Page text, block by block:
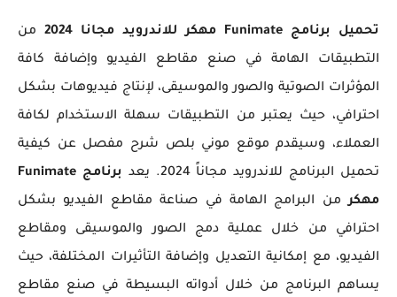
تحميل برنامج Funimate مهكر للاندرويد مجانا 2024
من
التطبيقات الهامة في صنع مقاطع الفيديو وإضافة كافة
المؤثرات الصوتية والصور والموسيقى، لإنتاج فيديوهات بشكل
احترافي، حيث يعتبر من التطبيقات سهلة الاستخدام لكافة
العملاء، وسيقدم موقع موني بلص شرح مفصل عن كيفية
تحميل البرنامج للاندرويد مجاناً 2024. يعد
برنامج Funimate
مهكر من البرامج الهامة في صناعة مقاطع الفيديو بشكل
احترافي من خلال عملية دمج الصور والموسيقى ومقاطع
الفيديو، مع إمكانية التعديل وإضافة التأثيرات المختلفة، حيث
يساهم البرنامج من خلال أدواته البسيطة في صنع مقاطع